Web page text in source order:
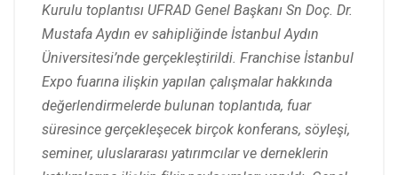
Kurulu toplantısı UFRAD Genel Başkanı Sn Doç. Dr.
Mustafa Aydın ev sahipliğinde İstanbul Aydın
Üniversitesi’nde gerçekleştirildi. Franchise İstanbul
Expo fuarına ilişkin yapılan çalışmalar hakkında
değerlendirmelerde bulunan toplantıda, fuar
süresince gerçekleşecek birçok konferans, söyleşi,
seminer, uluslararası yatırımcılar ve derneklerin